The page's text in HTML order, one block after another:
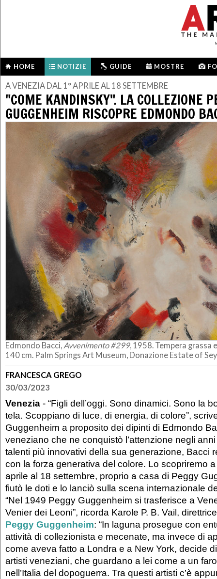
HOME NOTIZIE GUIDE MOSTRE
A VENEZIA DAL 1° APRILE AL 18 SETTEMBRE
"COME KANDINSKY". LA COLLEZIONE
GUGGENHEIM RISCOPRE EDMONDO
Edmondo Bacci, Avvenimento #299, 1958. Tempera grassa
140 cm. Palm Springs Art Museum, Donazione Estate of
FRANCESCA GREGO
30/03/2023
Venezia - “Figli dell’oggi. Sono dinamici. Sono la
tela. Scoppiano di luce, di energia, di colore”,
Guggenheim a proposito dei dipinti di Edmondo
veneziano che ne conquistò l’attenzione negli
talenti più innovativi della sua generazione, Bacci
con la forza generativa del colore. Lo scopriremo
aprile al 18 settembre, proprio a casa di Peggy
fiutò le doti e lo lanciò sulla scena internazionale
“Nel 1949 Peggy Guggenheim si trasferisce a
Venier dei Leoni”, ricorda Karole P. B. Vail,
Peggy Guggenheim: “In laguna prosegue con
attività di collezionista e mecenate, ma invece di
come aveva fatto a Londra e a New York, decide
artisti veneziani, che guardano a lei come a un
nell’Italia del dopoguerra. Tra questi artisti c’è